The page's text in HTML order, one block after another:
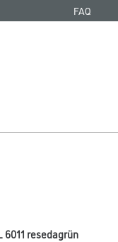
FAQ
6011 resedagrün